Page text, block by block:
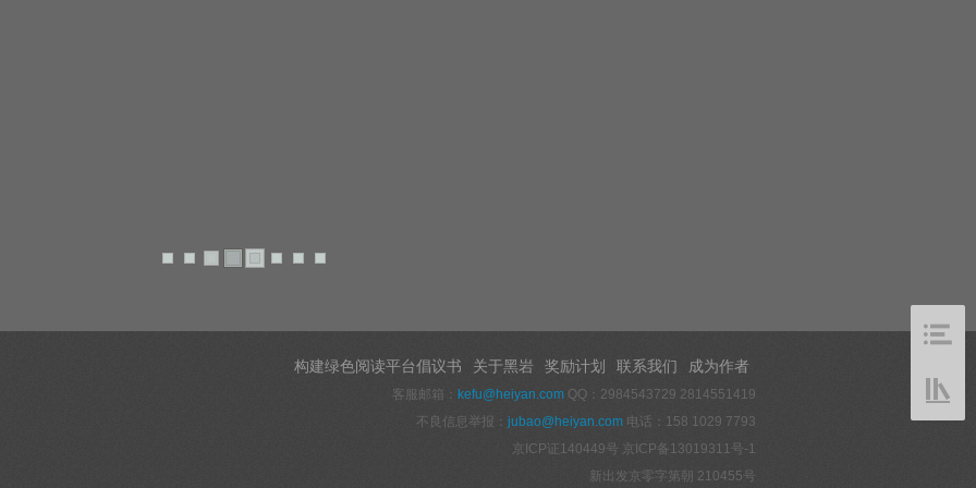
构建绿色阅读平台倡议书 关于黑岩 奖励计划 联系我们 成为作者
客服邮箱： kefu@heiyan.com QQ：2984543729 2814551419
不良信息举报： jubao@heiyan.com 电话：158 1029 7793
京ICP证140449号 京ICP备13019311号-1
新出发京零字第朝 210455号